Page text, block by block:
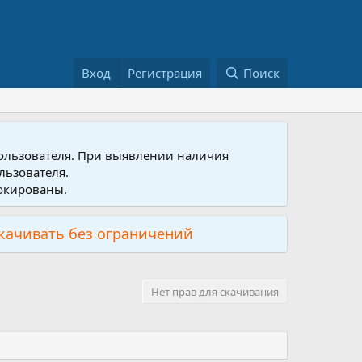
Вход Регистрация Поиск
При выявлении наличия
без ограничений
Нет прав для скачивания